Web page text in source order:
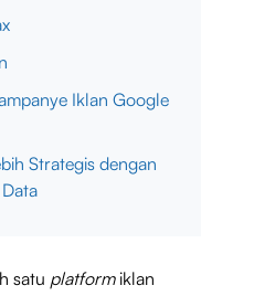
Iklan Google
Strategis dengan
satu platformiklan